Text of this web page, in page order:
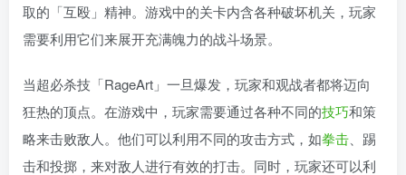
取的「互殴」精神。游戏中的关卡内含各种破坏机关，玩家
需要利用它们来展开充满魄力的战斗场景。
当超必杀技「RageArt」一旦爆发，玩家和观战者都将迈向
狂热的顶点。在游戏中，玩家需要通过各种不同的技巧和策
略来击败敌人。他们可以利用不同的攻击方式，如拳击 、踢
击和投掷，来对敌人进行有效的打击。同时，玩家还可以利